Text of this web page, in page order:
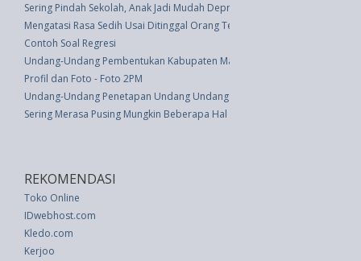
Sering Pindah Sekolah, Anak Jadi Mudah Depresi
Mengatasi Rasa Sedih Usai Ditinggal Orang Tercinta di Masa Pandemi
Contoh Soal Regresi
Undang-Undang Pembentukan Kabupaten Mamberamo Raya Di Provinsi
Profil dan Foto - Foto 2PM
Undang-Undang Penetapan Undang Undang Darurat No. 9 Tahun 1952
Sering Merasa Pusing Mungkin Beberapa Hal Ini Penyebabnya
REKOMENDASI
Toko Online
IDwebhost.com
Kledo.com
Kerjoo